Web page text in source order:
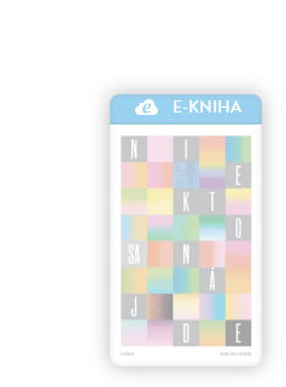
E-KNIHA